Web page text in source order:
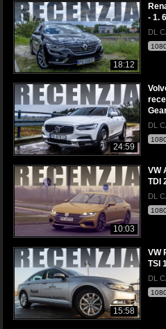
18:12
- 1.
DL
24:59
DL
10:03
VW
TDI
DL
15:58
VW
TSI
DL